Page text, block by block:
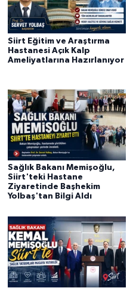
Siirt Eğitim ve Araştırma
Hastanesi Açık Kalp
Ameliyatlarına Hazırlanıyor
Sağlık Bakanı Memişoğlu,
Siirt'teki Hastane
Ziyaretinde Başhekim
Yolbaş'tan Bilgi Aldı